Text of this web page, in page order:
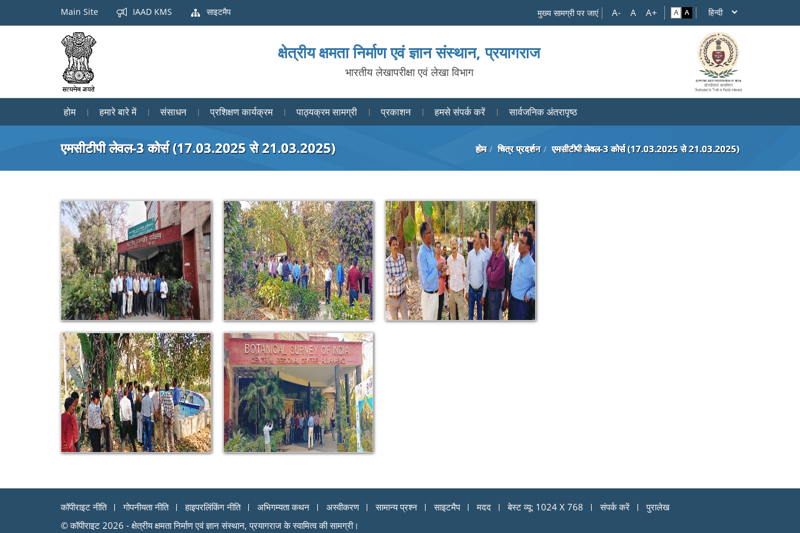
Main Site IAAD KMS साइटमैप मुख्य सामग्री पर जाएं
क्षेत्रीय क्षमता निर्माण एवं ज्ञान संस्थान, प्रयागराज
भारतीय लेखापरीक्षा एवं लेखा विभाग
होम हमारे बारे में संसाधन प्रशिक्षण कार्यक्रम पाठ्यक्रम सामग्री प्रकाशन हमसे संपर्क करें सार्वजनिक अंतरापृष्ठ
एमसीटीपी लेवल-3 कोर्स (17.03.2025 से 21.03.2025) होम चित्र प्रदर्शन एमसीटीपी लेवल-3 कोर्स (17.03.2025 से 21.03.2025)
कॉपीराइट नीति गोपनीयता नीति हाइपरलिंकिंग नीति अभिगम्यता कथन अस्वीकरण सामान्य प्रश्न साइटमैप मदद बेस्ट व्यू: 1024 X 768 संपर्क करें
पुरालेख
© कॉपीराइट 2026 - क्षेत्रीय क्षमता निर्माण एवं ज्ञान संस्थान, प्रयागराज के स्वामित्व की सामग्री।